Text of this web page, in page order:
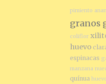
pimiento
granos
coliflor
huevo
espinacas
manzana
quínua